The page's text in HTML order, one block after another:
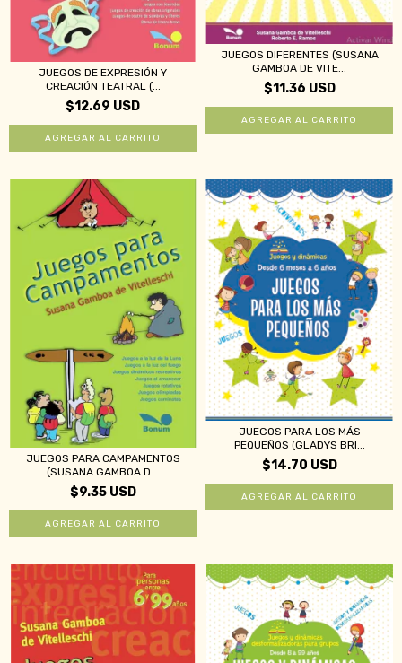
JUEGOS DE EXPRESIÓN Y
CREACIÓN TEATRAL (...
$12.69 USD
JUEGOS DIFERENTES (SUSANA
GAMBOA DE VITE...
$11.36 USD
JUEGOS PARA CAMPAMENTOS
(SUSANA GAMBOA D...
$9.35 USD
JUEGOS PARA LOS MÁS
PEQUEÑOS (GLADYS BRI...
$14.70 USD